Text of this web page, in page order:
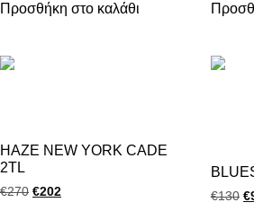
Προσθήκη στο καλάθι
HAZE NEW YORK CADE
2TL
€270 €202 €130 €